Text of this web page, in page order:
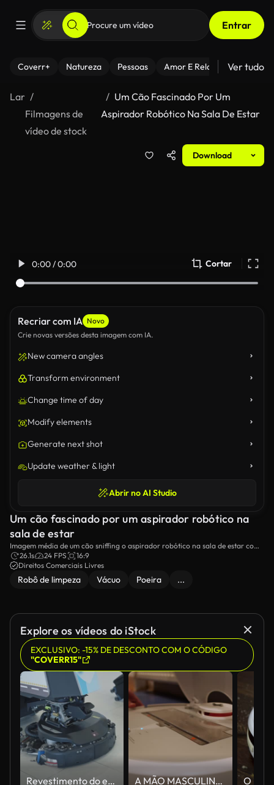
Entrar
Coverr+ Natureza Pessoas Amor E Relacionamentos
Ver tudo
Lar
Filmagens de
vídeo de stock
Um Cão Fascinado Por Um
Aspirador Robótico Na Sala De Estar
Download
0:00 / 0:00 Cortar
Recriar com IA Novo
Crie novas versões desta imagem com IA.
New camera angles
Transform environment
Change time of day
Modify elements
Generate next shot
Update weather & light
Abrir no AI Studio
Um cão fascinado por um aspirador robótico na
sala de estar
Imagem média de um cão sniffing o aspirador robótico na sala de estar como
ele começa a limpar.
26.1s 24 FPS
16:9
Direitos Comerciais Livres
Robô de limpeza Vácuo Poeira ...
Explore os vídeos do iStock
EXCLUSIVO: -15% DE DESCONTO COM O CÓDIGO
"COVERR15"
Revestimento do edifício da limpeza do robô A MÃO MASCULINA RETIRA O RECIPIENTE DE POEIRA DO ASPIRADOR DE P30 DO ROBÔ